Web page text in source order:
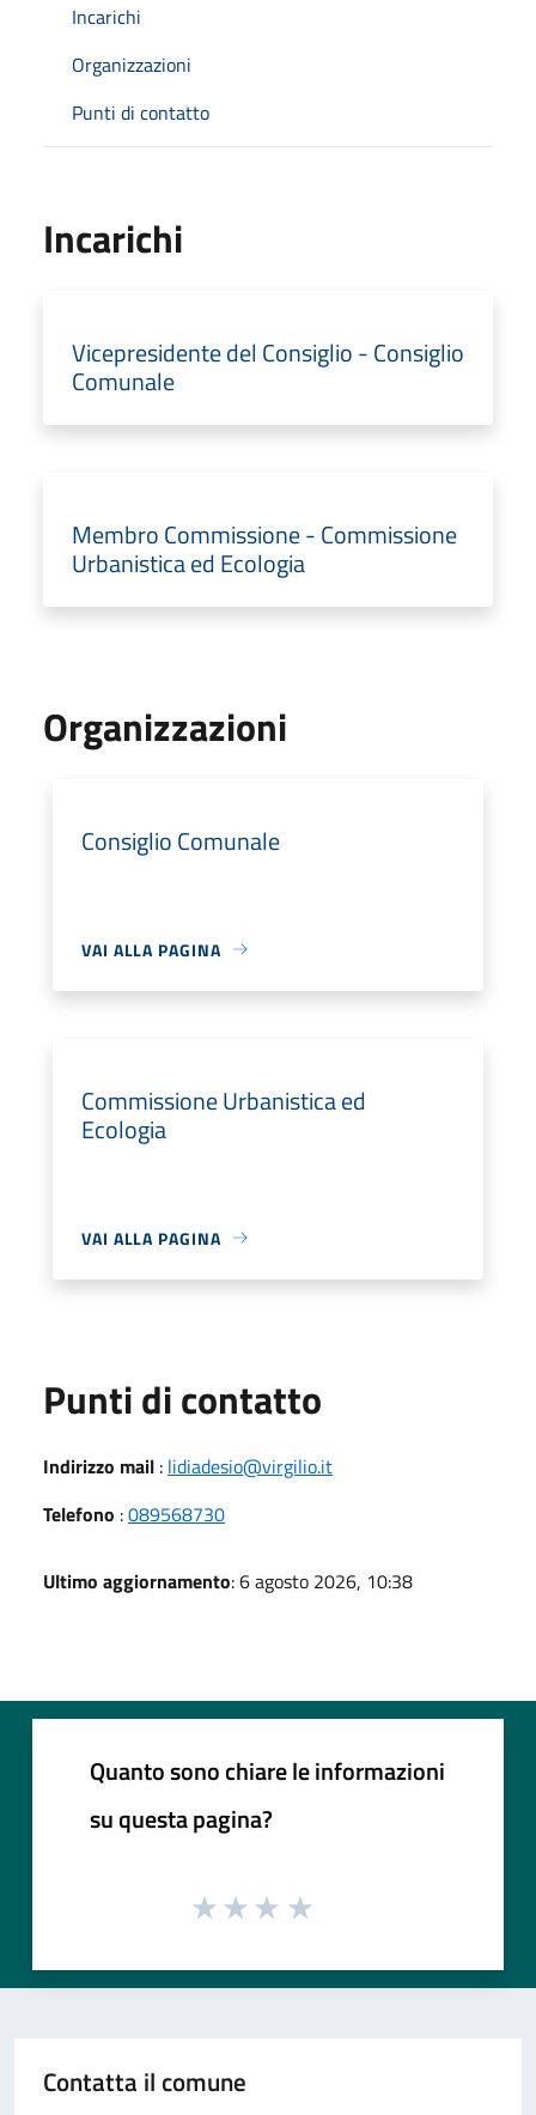
Incarichi
Organizzazioni
Punti di contatto
Incarichi
Vicepresidente del Consiglio - Consiglio
Comunale
Membro Commissione - Commissione
Urbanistica ed Ecologia
Organizzazioni
Consiglio Comunale
VAI ALLA PAGINA
Commissione Urbanistica ed
Ecologia
VAI ALLA PAGINA
Punti di contatto
Indirizzo mail : lidiadesio@virgilio.it
Telefono :089568730
Ultimo aggiornamento: 6 agosto 2026, 10:38
Quanto sono chiare le informazioni
su questa pagina?
Contatta il comune